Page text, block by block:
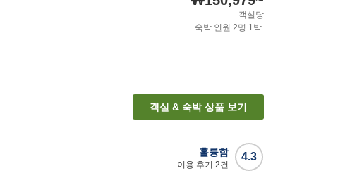
객실당
숙박 인원 2명 1박
객실 & 숙박 상품 보기
4.3
훌륭함
이용 후기 2건